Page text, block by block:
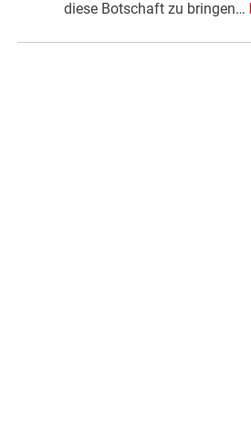
diese Botschaft zu bringen…